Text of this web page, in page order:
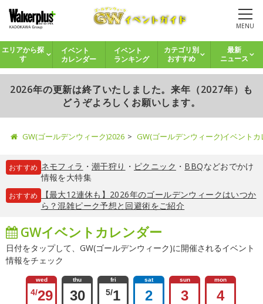
MENU
エリアから探
す
イベント
カレンダー
イベント
ランキング
カテゴリ別
おすすめ
最新
ニュース
2026年の更新は終了いたしました。来年（2027年）も
どうぞよろしくお願いします。
GW(ゴールデンウィーク)2026 GW(ゴールデンウィーク)イベント
おすすめ ネモフィラ ・ 潮干狩り ・ ピクニック ・ BBQなどおでかけ
情報を大特集
おすすめ
【最大12連休も】2026年のゴールデンウィークはいつか
ら？混雑ピーク予想と回避術をご紹介
GWイベントカレンダー
日付をタップして、GW(ゴールデンウィーク)に開催されるイベント
情報をチェック
wed
4/29
thu
30
fri
5/1
sat
2
sun
3
mon
4